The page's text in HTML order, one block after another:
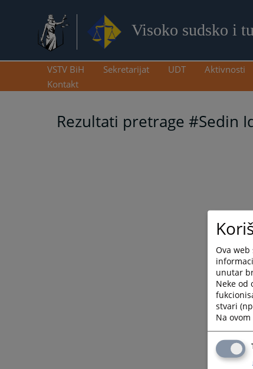
Visoko sudsko i
VSTV BiH Sekretarijat UDT Aktivnosti
Kontakt
Rezultati pretrage #Sedin
Ova
unutar
Neke od
stvari
Na